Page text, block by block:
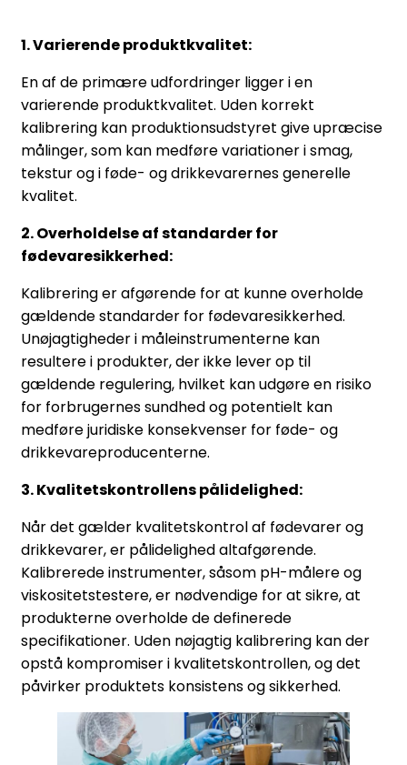
1. Varierende produktkvalitet:
En af de primære udfordringer ligger i en
varierende produktkvalitet. Uden korrekt
kalibrering kan produktionsudstyret give upræcise
målinger, som kan medføre variationer i smag,
tekstur og i føde- og drikkevarernes generelle
kvalitet.
2. Overholdelse af standarder for
fødevaresikkerhed:
Kalibrering er afgørende for at kunne overholde
gældende standarder for fødevaresikkerhed.
Unøjagtigheder i måleinstrumenterne kan
resultere i produkter, der ikke lever op til
gældende regulering, hvilket kan udgøre en risiko
for forbrugernes sundhed og potentielt kan
medføre juridiske konsekvenser for føde- og
drikkevareproducenterne.
3. Kvalitetskontrollens pålidelighed:
Når det gælder kvalitetskontrol af fødevarer og
drikkevarer, er pålidelighed altafgørende.
Kalibrerede instrumenter, såsom pH-målere og
viskositetstestere, er nødvendige for at sikre, at
produkterne overholde de definerede
specifikationer. Uden nøjagtig kalibrering kan der
opstå kompromiser i kvalitetskontrollen, og det
påvirker produktets konsistens og sikkerhed.